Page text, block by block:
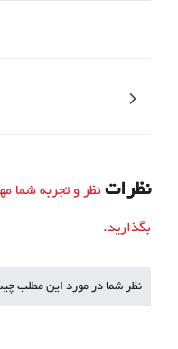
نظراتنظر و تجربه شما
بگذارید.
نظر شما در مورد این مطلب